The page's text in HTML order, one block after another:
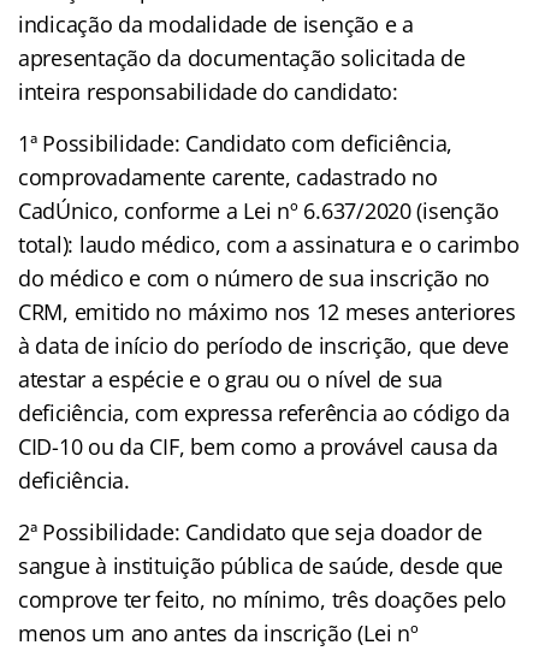
indicação da modalidade de isenção e a
apresentação da documentação solicitada de
inteira responsabilidade do candidato:
1ª Possibilidade: Candidato com deficiência,
comprovadamente carente, cadastrado no
CadÚnico, conforme a Lei nº 6.637/2020 (isenção
total): laudo médico, com a assinatura e o carimbo
do médico e com o número de sua inscrição no
CRM, emitido no máximo nos 12 meses anteriores
à data de início do período de inscrição, que deve
atestar a espécie e o grau ou o nível de sua
deficiência, com expressa referência ao código da
CID-10 ou da CIF, bem como a provável causa da
deficiência.
2ª Possibilidade: Candidato que seja doador de
sangue à instituição pública de saúde, desde que
comprove ter feito, no mínimo, três doações pelo
menos um ano antes da inscrição (Lei nº